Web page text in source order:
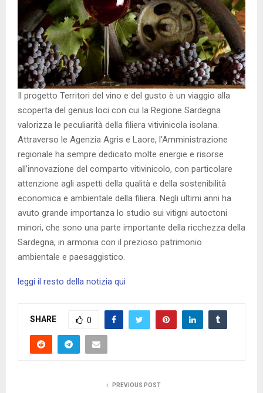
Il progetto Territori del vino e del gusto è un viaggio alla
scoperta del genius loci con cui la Regione Sardegna
valorizza le peculiarità della filiera vitivinicola isolana.
Attraverso le Agenzia Agris e Laore, l’Amministrazione
regionale ha sempre dedicato molte energie e risorse
all’innovazione del comparto vitivinicolo, con particolare
attenzione agli aspetti della qualità e della sostenibilità
economica e ambientale della filiera. Negli ultimi anni ha
avuto grande importanza lo studio sui vitigni autoctoni
minori, che sono una parte importante della ricchezza della
Sardegna, in armonia con il prezioso patrimonio
ambientale e paesaggistico.
leggi il resto della notizia qui
SHARE 0
PREVIOUS POST